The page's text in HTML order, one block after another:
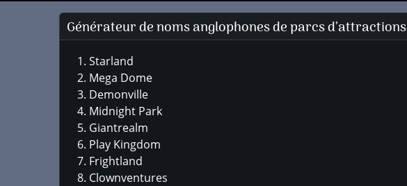
Générateur de noms anglophones de parcs d’attractions
Starland
Mega Dome
Demonville
Midnight Park
Giantrealm
Play Kingdom
Frightland
Clownventures